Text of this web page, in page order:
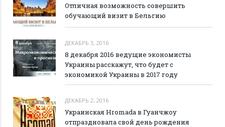
Отличная возможность совершить
обучающий визит в Бельгию
ДЕКАБРЬ 3, 2016
8 декабря 2016 ведущие экономисты
Украины расскажут, что будет с
экономикой Украины в 2017 году
ДЕКАБРЬ 2, 2016
Украинская Hromada в Гуанчжоу
отпраздновала свой день рождения